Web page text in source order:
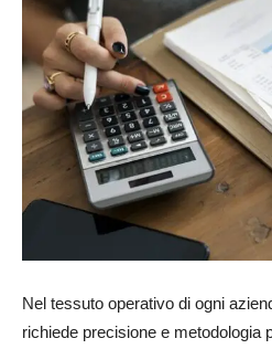
Nel tessuto operativo di ogni
richiede precisione e metodologia